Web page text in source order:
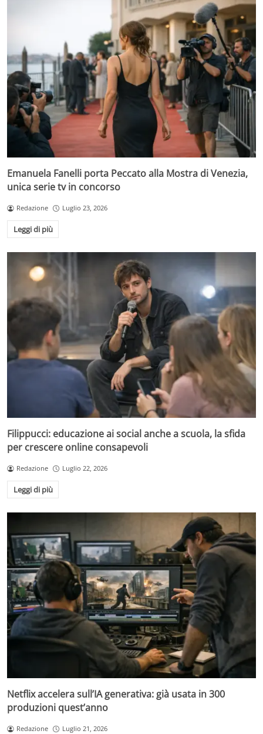
Emanuela Fanelli porta Peccato alla Mostra di Venezia,
unica serie tv in concorso
Redazione Luglio 23, 2026
Leggi di più
Filippucci: educazione ai social anche a scuola, la sfida
per crescere online consapevoli
Redazione Luglio 22, 2026
Leggi di più
Netflix accelera sull’IA generativa: già usata in 300
produzioni quest’anno
Redazione Luglio 21, 2026